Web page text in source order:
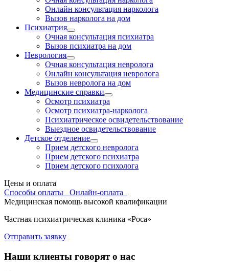
Онлайн консультация нарколога
Вызов нарколога на дом
Психиатрия
Очная консультация психиатра
Вызов психиатра на дом
Неврология
Очная консультация невролога
Онлайн консультация невролога
Вызов невролога на дом
Медицинские справки
Осмотр психиатра
Осмотр психиатра-нарколога
Психиатрическое освидетельствование
Выездное освидетельствование
Детское отделение
Прием детского невролога
Прием детского психиатра
Прием детского психолога
Цены и оплата
Способы оплаты
Онлайн-оплата
Медицинская помощь высокой квалификации
Частная психиатрическая клиника «Роса»
Отправить заявку
Наши клиенты говорят о нас